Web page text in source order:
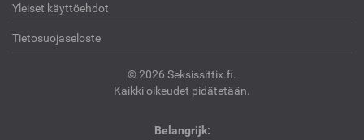
Yleiset käyttöehdot
Tietosuojaseloste
© 2026 Seksissittix.fi.
Kaikki oikeudet pidätetään.
Belangrijk: